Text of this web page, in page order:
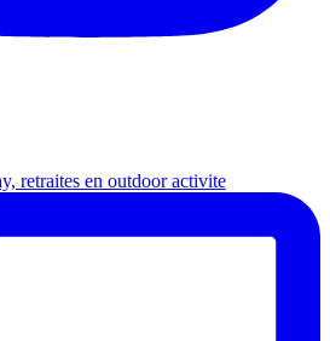
retraites en outdoor activite